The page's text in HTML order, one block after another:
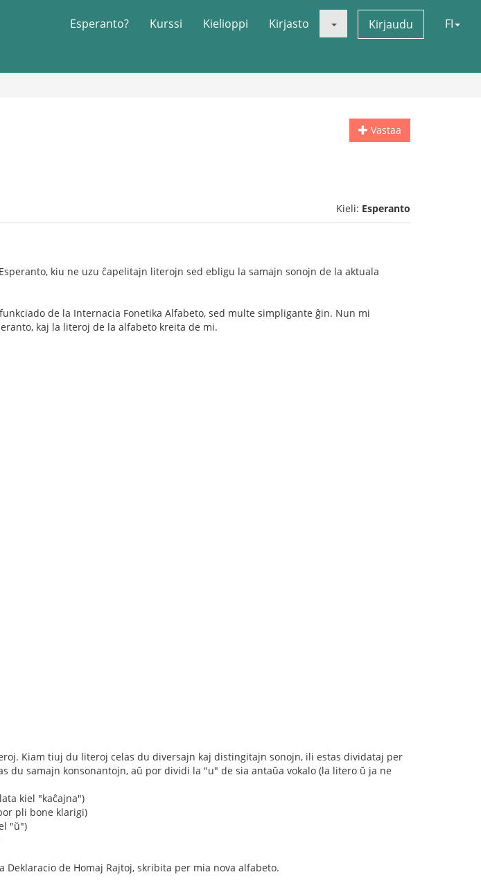
Esperanto? Kurssi Kielioppi Kirjasto Kirjaudu FI
Vastaa
Kieli: Esperanto
kiu ne uzu ĉapelitajn literojn sed ebligu la samajn sonojn de la aktuala
de la Internacia Fonetika Alfabeto, sed multe simpligante ĝin. Nun mi
kaj la literoj de la alfabeto kreita de mi.
Kiam tiuj du literoj celas du diversajn kaj distingitajn sonojn, ili estas dividataj per
du samajn konsonantojn, aŭ por dividi la "u" de sia antaŭa vokalo (la litero ŭ ja ne
kiel "kaĉajna")
pli bone klarigi)
"ŭ")
de Homaj Rajtoj, skribita per mia nova alfabeto.